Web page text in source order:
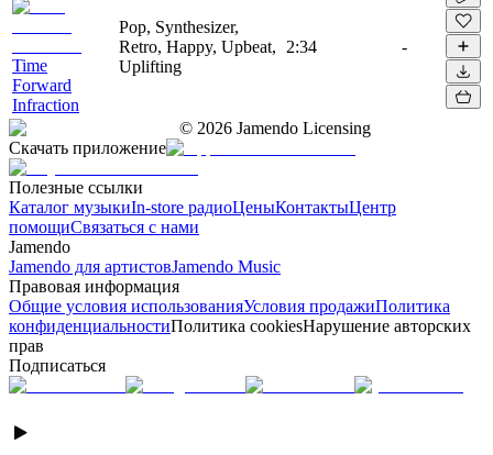
Time
Forward
Infraction
Pop, Synthesizer,
Retro, Happy, Upbeat,
Uplifting
2:34 -
© 2026 Jamendo Licensing
Скачать приложение
Полезные ссылки
Каталог музыкиIn-store радиоЦеныКонтактыЦентр
помощиСвязаться с нами
Jamendo
Jamendo для артистовJamendo Music
Правовая информация
Общие условия использованияУсловия продажиПолитика
конфиденциальностиПолитика cookiesНарушение авторских
прав
Подписаться